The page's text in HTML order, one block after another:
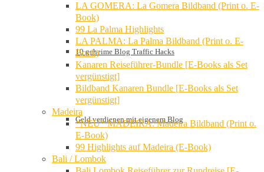
10 geheime Blog Traffic Hacks
Geld verdienen mit eigenem Blog
LA GOMERA: La Gomera Bildband (Print o. E-
Book)
99 La Palma Highlights
LA PALMA: La Palma Bildband (Print o. E-
Book)
Kanaren Reiseführer-Bundle [E-Books als Set
vergünstigt]
Bildband Kanaren Bundle [E-Books als Set
vergünstigt]
Madeira
*NEU* MADEIRA: Madeira Bildband (Print o.
E-Book)
99 Highlights auf Madeira (E-Book)
Bali / Lombok